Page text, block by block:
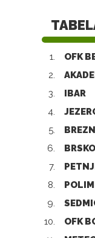
1. OFK
2.
3.
IBAR
4.
5.
6.
7.
8.
9.
10.
OFK